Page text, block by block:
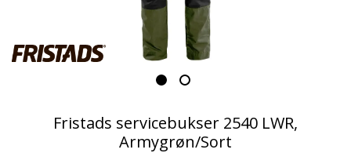
Fristads servicebukser 2540 LWR,
Armygrøn/Sort